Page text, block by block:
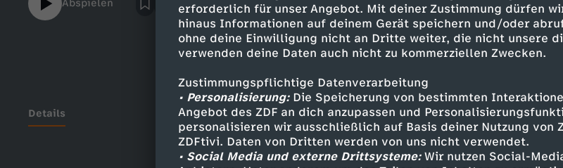
erforderlich für unser Angebot. Mit deiner Zustimmung dürfen
hinaus Informationen auf deinem Gerät speichern und/oder
ohne deine Einwilligung nicht an Dritte weiter, die nicht unsere
verwenden deine Daten auch nicht zu kommerziellen Zwecken.
Zustimmungspflichtige Datenverarbeitung
• Personalisierung:Die Speicherung von bestimmten
Angebot des ZDF an dich anzupassen und
personalisieren wir ausschließlich auf Basis deiner Nutzung von
ZDFtivi. Daten von Dritten werden von uns nicht verwendet.
• Social Media und externe Drittsysteme:Wir nutzen Social-
hier https://tellonym.me/user.5073100 ..Gäste: Zuher Jazmati, Miguel
RobitzkyRedaktion: Denise OttRedaktionsleitung: Julia Brötz, Laura
TungSchnitt: Selina GemmerichGrafik: Julia HabichSocial: Dimitri S., Sarah
Schneider, Hanane Oubari
Abspielen
Details